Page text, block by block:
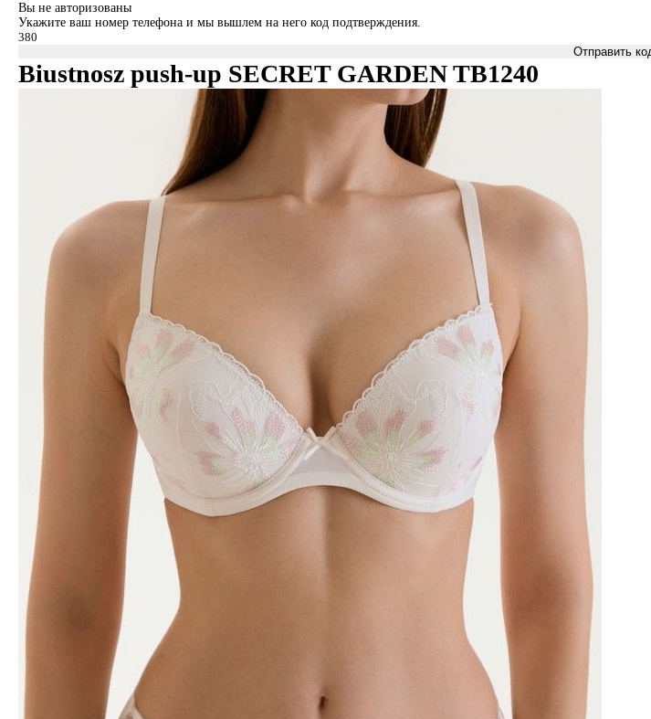
Вы не авторизованы
Укажите ваш номер телефона и мы вышлем на него код подтверждения.
Отправить
Biustnosz push-up SECRET GARDEN TB1240